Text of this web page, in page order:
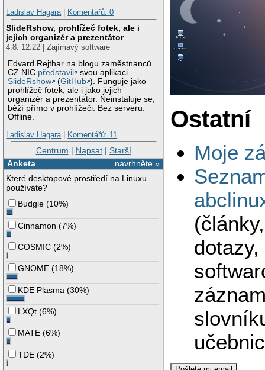
Ladislav Hagara| Komentářů: 0
SlideRshow, prohlížeč fotek, ale i
jejich organizér a prezentátor
4.8. 12:22 | Zajímavý software
Edvard Rejthar na blogu zaměstnanců
CZ.NIC představil
svou aplikaci
SlideRshow
(GitHub ). Funguje jako
prohlížeč fotek, ale i jako jejich
organizér a prezentátor. Neinstaluje se,
běží přímo v prohlížeči. Bez serveru.
Offline.
Ladislav Hagara| Komentářů: 11
Centrum | Napsat| Starší
navrhněte »
Anketa
Které desktopové prostředí na Linuxu
používáte?
Budgie (10%)
Cinnamon (7%)
COSMIC (2%)
GNOME (18%)
KDE Plasma (30%)
LXQt (6%)
MATE (6%)
TDE (2%)
Ostatní
Moje